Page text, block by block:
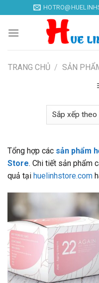
to
content
TRANG CHỦ / SẢN
Tổng hợp các sản phẩm
Store. Chi tiết sản phẩm
quả tại huelinhstore.com